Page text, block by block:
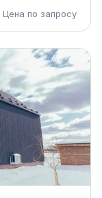
Цена по запросу